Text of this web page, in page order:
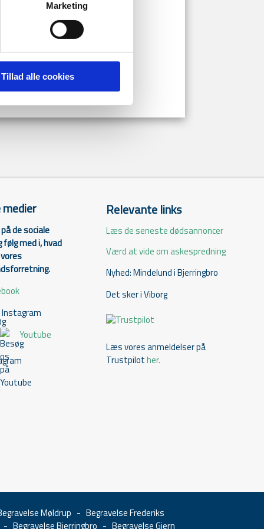
Marketing
Tillad alle cookies
åbningstider:
de sociale
følg med i, hvad
Instagram
Youtube
Relevante links
Læs de seneste dødsannoncer
Værd at vide om askespredning
Nyhed: Mindelund i Bjerringbro
Det sker i Viborg
Læs vores anmeldelser på
Trustpilother.
Møldrup - Begravelse Frederiks
- Begravelse Bjerringbro - Begravelse Gjern